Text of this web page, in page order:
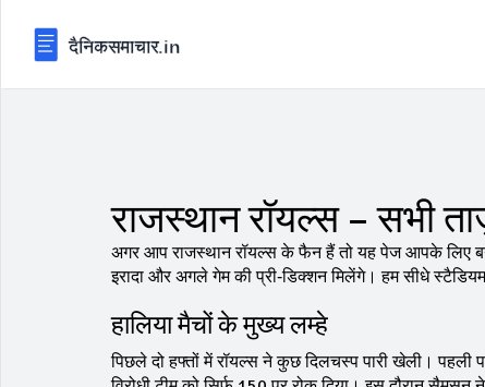
राजस्थान रॉयल्स – सभी
अगर आप राजस्थान रॉयल्स के फैन हैं तो यह पेज आपके लिए
इरादा और अगले गेम की प्री‑डिक्शन मिलेंगे। हम सीधे
हालिया मैचों के मुख्य लम्हे
पिछले दो हफ्तों में रॉयल्स ने कुछ दिलचस्प पारी खेली।